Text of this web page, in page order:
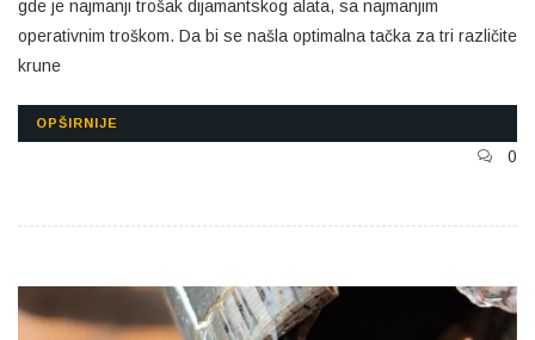
gde je najmanji trošak dijamantskog alata, sa najmanjim
operativnim troškom. Da bi se našla optimalna tačka za tri različite
krune
OPŠIRNIJE
0